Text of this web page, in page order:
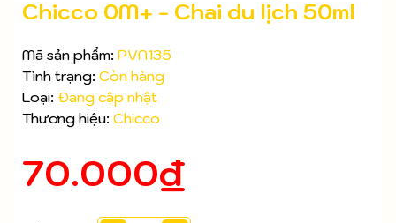
Chicco 0M+ - Chai du lịch 50ml
Mã sản phẩm: PVN135
Tình trạng: Còn hàng
Loại: Đang cập nhật
Thương hiệu: Chicco
70.000₫